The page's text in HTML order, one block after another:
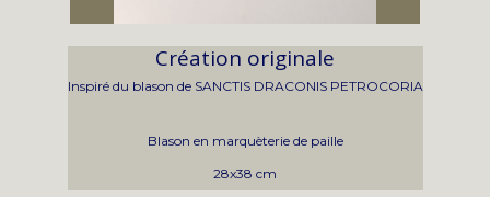
Création originale
Inspiré du blason de SANCTIS DRACONIS PETROCORIA
Blason en marquèterie de paille
28x38 cm